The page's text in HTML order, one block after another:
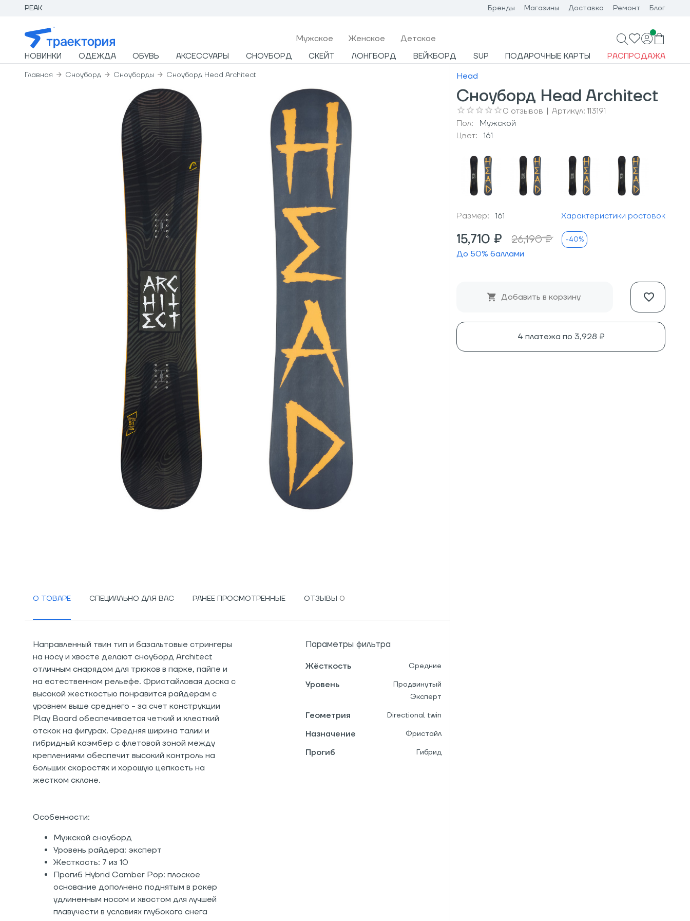
PEAK Бренды Магазины Доставка Ремонт Блог
Мужcкое Женское Детское
НОВИНКИ ОДЕЖДА ОБУВЬ АКСЕССУАРЫ СНОУБОРД СКЕЙТ ЛОНГБОРД ВЕЙКБОРД SUP ПОДАРОЧНЫЕ КАРТЫ РАСПРОДАЖА
Главная Сноуборд Сноуборды Сноуборд Head Architect
О ТОВАРЕ СПЕЦИАЛЬНО ДЛЯ ВАС РАНЕЕ ПРОСМОТРЕННЫЕ ОТЗЫВЫ
Направленный твин тип и базальтовые стрингеры
на носу и хвосте делают сноуборд Architect
отличным снарядом для трюков в парке, пайпе и
на естественном рельефе. Фристайловая доска с
высокой жесткостью понравится райдерам с
уровнем выше среднего - за счет конструкции
Play Board обеспечивается четкий и хлесткий
отскок на фигурах. Средняя ширина талии и
гибридный каэмбер с флетовой зоной между
креплениями обеспечит высокий контроль на
больших скоростях и хорошую цепкость на
жестком склоне.
Особенности:
Мужской сноуборд
Уровень райдера: эксперт
Жесткость: 7 из 10
Прогиб Hybrid Camber Pop: плоское
основание дополнено поднятым в рокер
удлиненным носом и хвостом для лучшей
плавучести в условиях глубокого снега
Параметры фильтра
Жёсткость Средние
Уровень
Продвинутый
Эксперт
Геометрия Directional twin
Назначение Фристайл
Прогиб Гибрид
Head
Сноуборд Head Architect
0 отзывов | Артикул: 113191
Пол:
Мужcкой
Цвет:
161
Размер: 161 Характеристики ростовок
15,710 ₽ 26,190 ₽ -40%
До 50% баллами
Добавить в корзину
4 платежа по 3,928 ₽